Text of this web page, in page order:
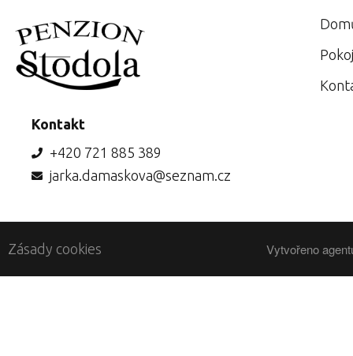
Kontakt
+420 721 885 389
jarka.damaskova@seznam.cz
Zásady cookies Vytvořeno